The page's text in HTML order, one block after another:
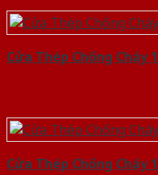
Cửa Thép Chống
Cửa Thép Chống